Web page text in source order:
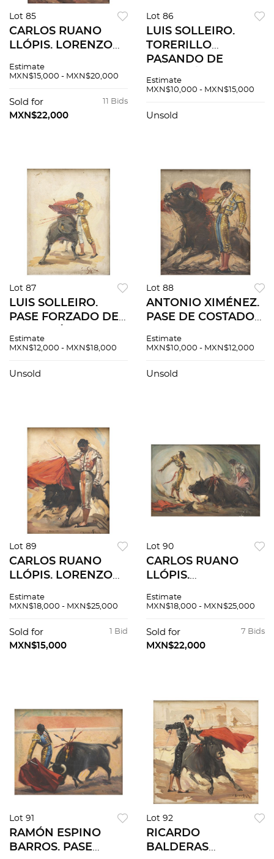
Lot 85
CARLOS RUANO
LLÓPIS. LORENZO
EJECUTANDO UN
LA IZQUIERDA. Óleo
sobre tela. Firmado
Estimate
MXN$15,000 - MXN$20,000
11 Bids
Sold for
MXN$22,000
Lot 86
LUIS SOLLEIRO.
TORERILLO
PASANDO DE
tela. Firmado "Luis
Estimate
MXN$10,000 - MXN$15,000
Unsold
Lot 87
LUIS SOLLEIRO.
PASE FORZADO DE
tela. Firmado "Luis
Estimate
MXN$12,000 - MXN$18,000
Unsold
Lot 88
ANTONIO XIMÉNEZ.
PASE DE COSTADO
GARZA. Óleo sobre
"XIMENEZ". 47 x 40
Estimate
MXN$10,000 - MXN$12,000
Unsold
Lot 89
CARLOS RUANO
LLÓPIS. LORENZO
EJECUTANDO UN
Óleo sobre tela.
Firmado "C Ruano
Estimate
MXN$18,000 - MXN$25,000
1 Bid
Sold for
MXN$15,000
Lot 90
CARLOS RUANO
LLÓPIS.
ESTOCONAZO. Óleo
"C Ruano Llopis" Con
leyenda:
Estimate
MXN$18,000 - MXN$25,000
7 Bids
Sold for
MXN$22,000
Lot 91
RAMÓN ESPINO
BARROS. PASE
Lot 92
RICARDO
BALDERAS